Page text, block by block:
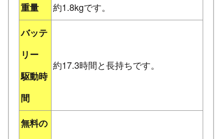
重量
約1.8kgです。
バッテ
リー
駆動時
間
約17.3時間と長持ちです。
無料の